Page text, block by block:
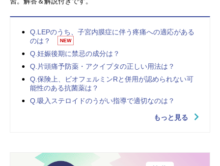
Q.LEPのうち、子宮内膜症に伴う疼痛への適応がある
のは？
NEW
Q.妊娠後期に禁忌の成分は？
Q.片頭痛予防薬・アクイプタの正しい用法は？
Q.保険上、ビオフェルミンRと併用が認められない可
能性のある抗菌薬は？
Q.吸入ステロイドのうがい指導で適切なのは？
もっと見る